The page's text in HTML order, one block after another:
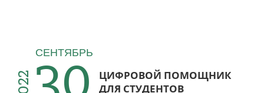
2022
СЕНТЯБРЬ
ЦИФРОВОЙ ПОМОЩНИК
ДЛЯ СТУДЕНТОВ